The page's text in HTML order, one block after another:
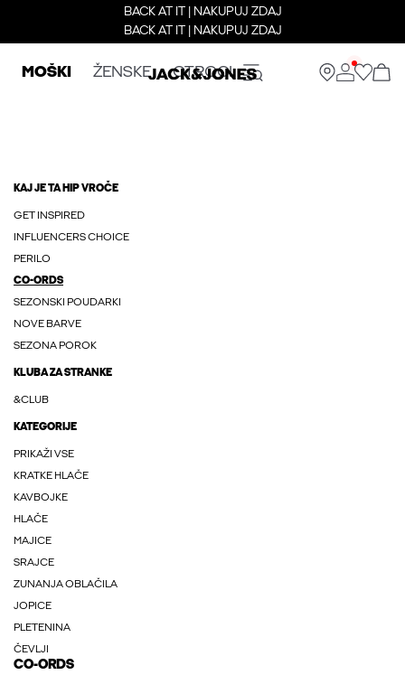
BACK AT IT | NAKUPUJ ZDAJ
BACK AT IT | NAKUPUJ ZDAJ
MOŠKI ŽENSKE OTROCI
KAJ JE TA HIP VROČE
GET INSPIRED
INFLUENCERS CHOICE
PERILO
CO-ORDS
SEZONSKI POUDARKI
NOVE BARVE
SEZONA POROK
KLUBA ZA STRANKE
&CLUB
KATEGORIJE
PRIKAŽI VSE
KRATKE HLAČE
KAVBOJKE
HLAČE
MAJICE
SRAJCE
ZUNANJA OBLAČILA
JOPICE
PLETENINA
ČEVLJI
CO-ORDS